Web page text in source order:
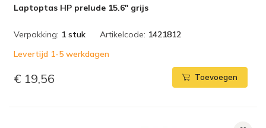
Laptoptas HP prelude 15.6" grijs
Verpakking: 1 stuk Artikelcode: 1421812
Levertijd 1-5 werkdagen
€ 19,56 Toevoegen